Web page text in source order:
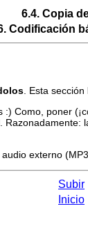
6.4. Copia
Codificación
. Esta
Como, poner
externo
Subir
Inicio